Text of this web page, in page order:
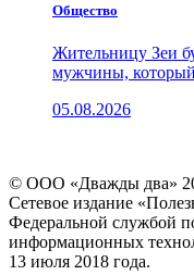
Общество
Жительницу Зеи
мужчины,
05.08.2026
© ООО «Дважды два»
Сетевое издание
Федеральной службой
информационных
13 июля 2018 года.